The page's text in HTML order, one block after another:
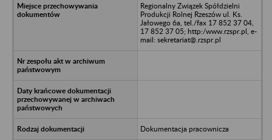
Regionalny Związek Spółdzielni
Produkcji Rolnej Rzeszów ul. Ks.
Jałowego 6a, tel./fax 17 852 37 04,
17 852 37 05; http:/www.rzspr.pl, e-
mail: sekretariat@.rzspr.pl
Dokumentacja pracownicza